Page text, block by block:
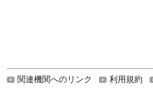
関連機関へのリンク 利用規約